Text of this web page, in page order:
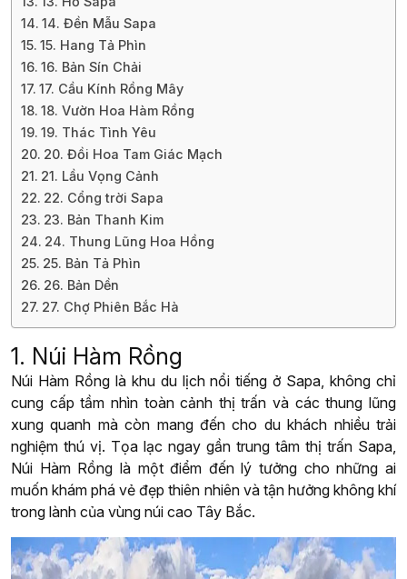
14. Đền Mẫu Sapa
15. Hang Tả Phìn
16. Bản Sín Chải
17. Cầu Kính Rồng Mây
18. Vườn Hoa Hàm Rồng
19. Thác Tình Yêu
20. Đồi Hoa Tam Giác Mạch
21. Lầu Vọng Cảnh
22. Cổng trời Sapa
23. Bản Thanh Kim
24. Thung Lũng Hoa Hồng
25. Bản Tả Phìn
26. Bản Dền
27. Chợ Phiên Bắc Hà
1. Núi Hàm Rồng
Núi Hàm Rồng là khu du lịch nổi tiếng ở Sapa, không chỉ
cung cấp tầm nhìn toàn cảnh thị trấn và các thung lũng
xung quanh mà còn mang đến cho du khách nhiều trải
nghiệm thú vị. Tọa lạc ngay gần trung tâm thị trấn Sapa,
Núi Hàm Rồng là một điểm đến lý tưởng cho những ai
muốn khám phá vẻ đẹp thiên nhiên và tận hưởng không khí
trong lành của vùng núi cao Tây Bắc.